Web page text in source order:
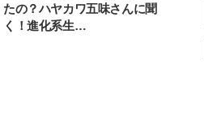
たの？ハヤカワ五味さんに聞
く！進化系生…